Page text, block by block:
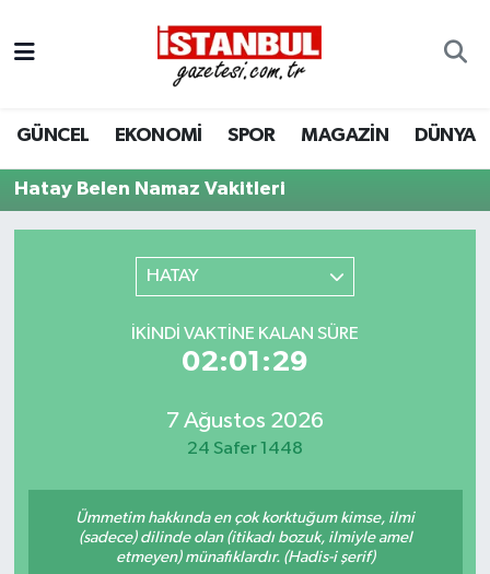
GÜNCEL EKONOMİ SPOR MAGAZİN DÜNYA
Hatay Belen Namaz Vakitleri
HATAY
İKINDI VAKTINE KALAN SÜRE
02:01:29
7 Ağustos 2026
24 Safer 1448
Ümmetim hakkında en çok korktuğum kimse, ilmi
(sadece) dilinde olan (itikadı bozuk, ilmiyle amel
etmeyen) münafıklardır. (Hadis-i şerif)
EKONOMİ
İSTANBUL
KÜLTÜR SANAT
BİLİM VE TEKNOLOJİ
Nöbetçi Eczaneler
Hava Durumu
Trafik Durumu
Son Dakika Haberleri